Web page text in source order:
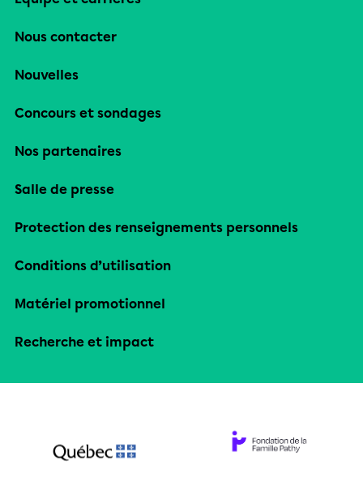
Nous contacter
Nouvelles
Concours et sondages
Nos partenaires
Salle de presse
Protection des renseignements personnels
Conditions d’utilisation
Matériel promotionnel
Recherche et impact